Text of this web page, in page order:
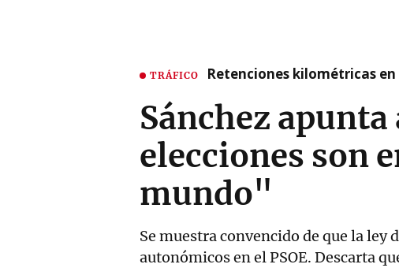
TRÁFICO Retenciones kilométricas
Sánchez
elecciones son
mundo"
Se muestra convencido de que la
autonómicos en el PSOE. Descarta